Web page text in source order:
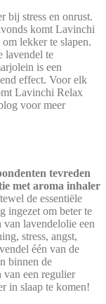
bij stress en onrust.
komt Lavinchi
lekker te slapen.
lavendel te
is een
effect. Voor elk
Lavinchi Relax
voor meer
tevreden
met aroma inhaler
de essentiële
ingezet om beter te
lavendelolie een
stress, angst,
één van de
binnen de
van een regulier
in slaap te komen!